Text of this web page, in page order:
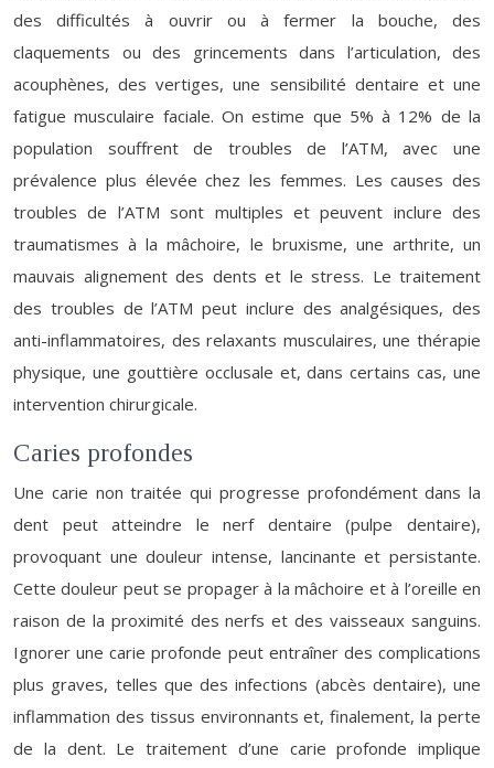
des difficultés à ouvrir ou à fermer la bouche, des
claquements ou des grincements dans l’articulation, des
acouphènes, des vertiges, une sensibilité dentaire et une
fatigue musculaire faciale. On estime que 5% à 12% de la
population souffrent de troubles de l’ATM, avec une
prévalence plus élevée chez les femmes. Les causes des
troubles de l’ATM sont multiples et peuvent inclure des
traumatismes à la mâchoire, le bruxisme, une arthrite, un
mauvais alignement des dents et le stress. Le traitement
des troubles de l’ATM peut inclure des analgésiques, des
anti-inflammatoires, des relaxants musculaires, une thérapie
physique, une gouttière occlusale et, dans certains cas, une
intervention chirurgicale.
Caries profondes
Une carie non traitée qui progresse profondément dans la
dent peut atteindre le nerf dentaire (pulpe dentaire),
provoquant une douleur intense, lancinante et persistante.
Cette douleur peut se propager à la mâchoire et à l’oreille en
raison de la proximité des nerfs et des vaisseaux sanguins.
Ignorer une carie profonde peut entraîner des complications
plus graves, telles que des infections (abcès dentaire), une
inflammation des tissus environnants et, finalement, la perte
de la dent. Le traitement d’une carie profonde implique